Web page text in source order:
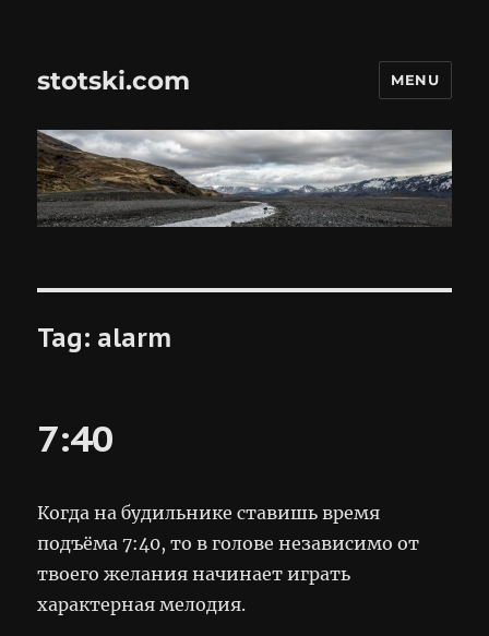
stotski.com MENU
Tag: alarm
7:40
Когда на будильнике ставишь время
подъёма 7:40, то в голове независимо от
твоего желания начинает играть
характерная мелодия.